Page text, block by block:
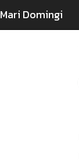
Mari Domingi